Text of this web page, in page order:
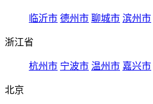
临沂市 德州市 聊城市 滨州市
浙江省
杭州市 宁波市 温州市 嘉兴市
北京